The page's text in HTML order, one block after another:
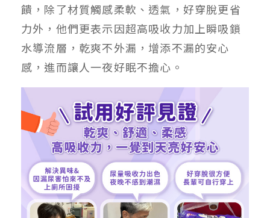
饋，除了材質觸感柔軟、透氣，好穿脫更省
力外，他們更表示因超高吸收力加上瞬吸鎖
水導流層，乾爽不外漏，增添不漏的安心
感，進而讓人一夜好眠不擔心。